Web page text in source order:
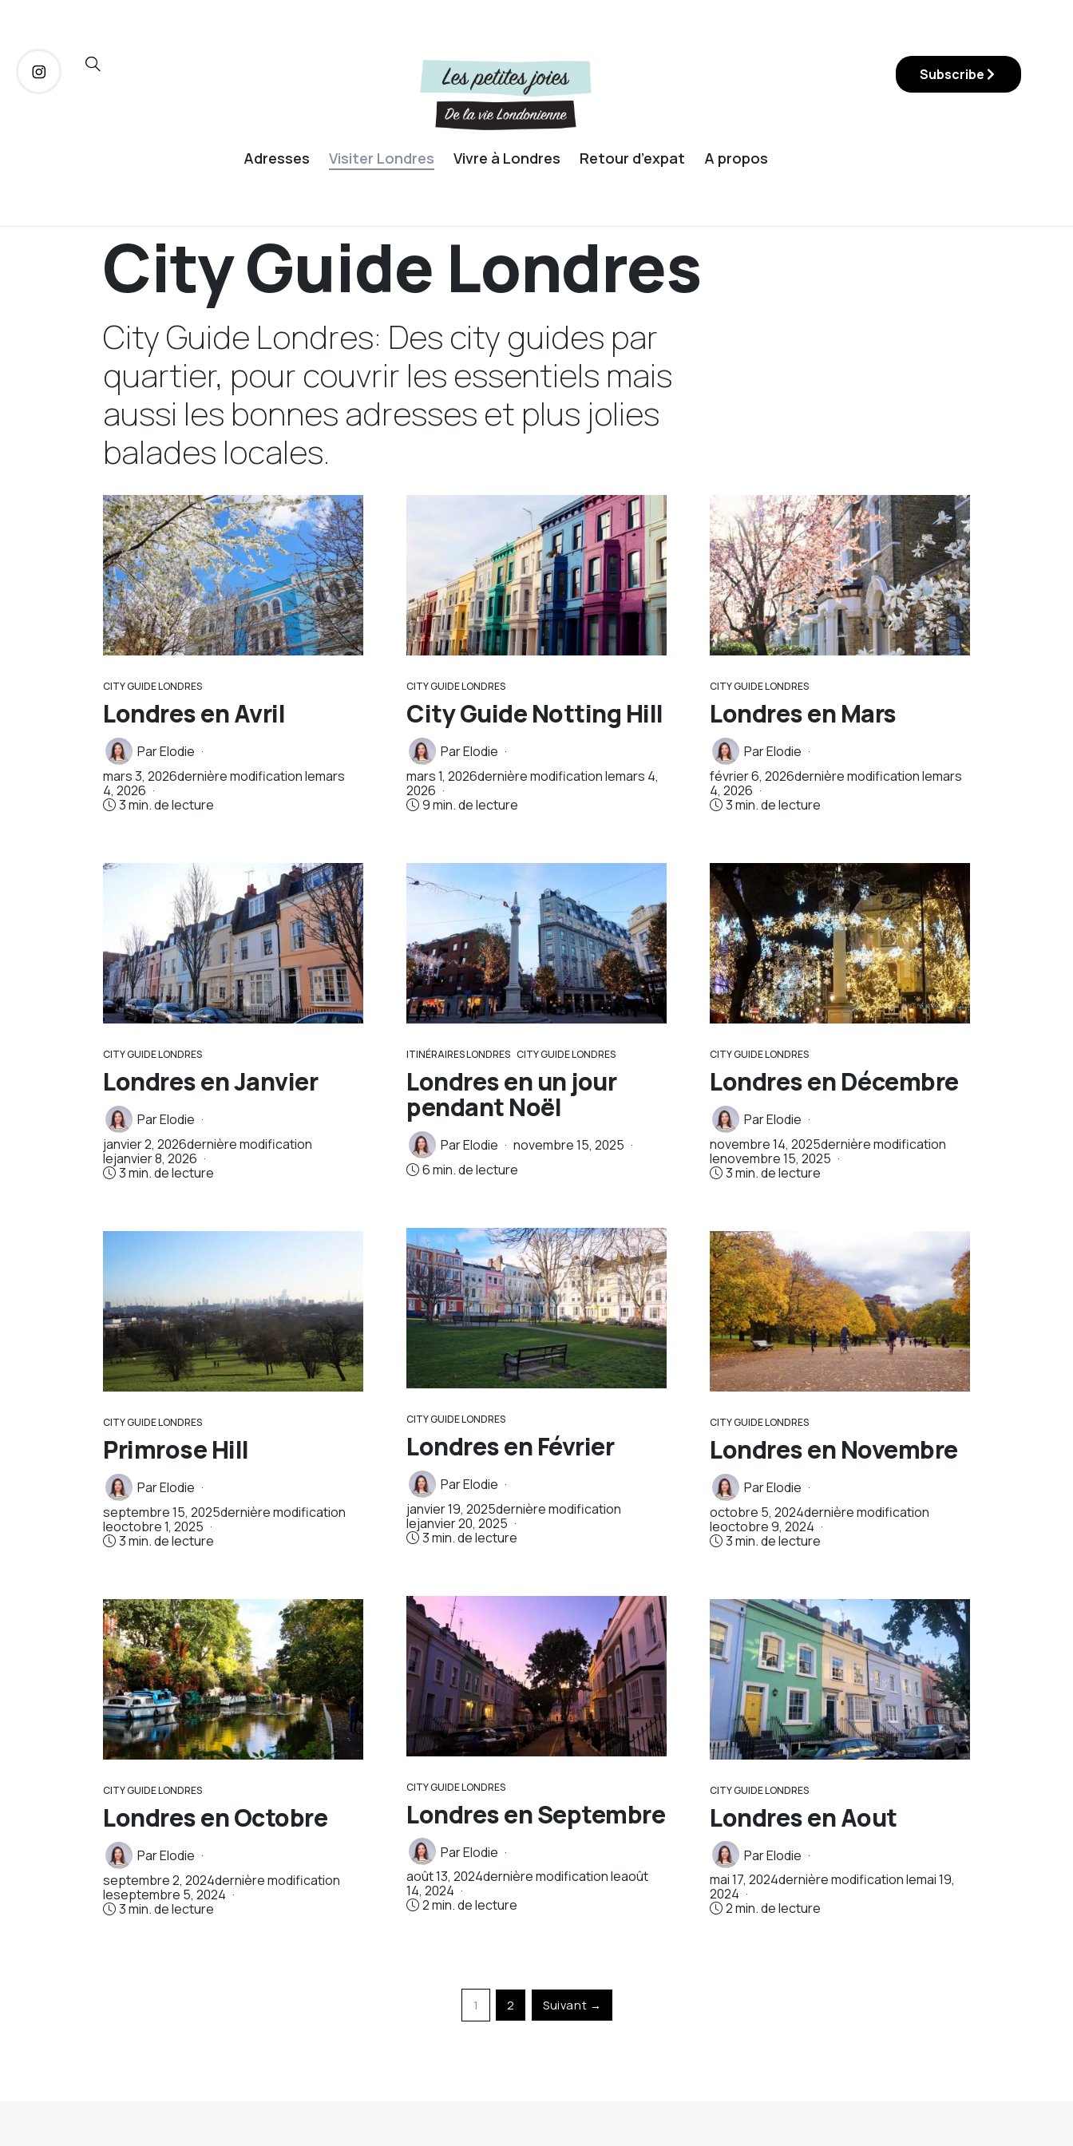
Adresses Visiter Londres Vivre à Londres Retour d’expat A propos
Subscribe
City Guide Londres
City Guide Londres: Des city guides par
quartier, pour couvrir les essentiels mais
aussi les bonnes adresses et plus jolies
balades locales.
CITY GUIDE LONDRES
Londres en Avril
ParElodie
mars 3, 2026dernière modification lemars
4, 2026
3 min. de lecture
CITY GUIDE LONDRES
City Guide Notting Hill
ParElodie
mars 1, 2026dernière modification lemars 4,
2026
9 min. de lecture
CITY GUIDE LONDRES
Londres en Mars
ParElodie
février 6, 2026dernière modification lemars
4, 2026
3 min. de lecture
CITY GUIDE LONDRES
Londres en Janvier
ParElodie
janvier 2, 2026dernière modification
lejanvier 8, 2026
3 min. de lecture
ITINÉRAIRES LONDRES CITY GUIDE LONDRES
Londres en un jour
pendant Noël
ParElodie
novembre 15, 2025
6 min. de lecture
CITY GUIDE LONDRES
Londres en Décembre
ParElodie
novembre 14, 2025dernière modification
lenovembre 15, 2025
3 min. de lecture
CITY GUIDE LONDRES
Primrose Hill
ParElodie
septembre 15, 2025dernière modification
leoctobre 1, 2025
3 min. de lecture
CITY GUIDE LONDRES
Londres en Février
ParElodie
janvier 19, 2025dernière modification
lejanvier 20, 2025
3 min. de lecture
CITY GUIDE LONDRES
Londres en Novembre
ParElodie
octobre 5, 2024dernière modification
leoctobre 9, 2024
3 min. de lecture
CITY GUIDE LONDRES
Londres en Octobre
ParElodie
septembre 2, 2024dernière modification
leseptembre 5, 2024
3 min. de lecture
CITY GUIDE LONDRES
Londres en Septembre
ParElodie
août 13, 2024dernière modification leaoût
14, 2024
2 min. de lecture
CITY GUIDE LONDRES
Londres en Aout
ParElodie
mai 17, 2024dernière modification lemai 19,
2024
2 min. de lecture
1 2 Suivant →